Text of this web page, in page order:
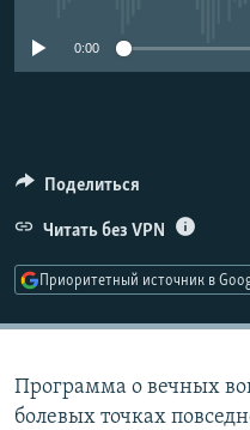
Все сайты РСЕ/РС
0:00
Поделиться
Читать без VPN
Приоритетный источник в
Программа о вечных
болевых точках